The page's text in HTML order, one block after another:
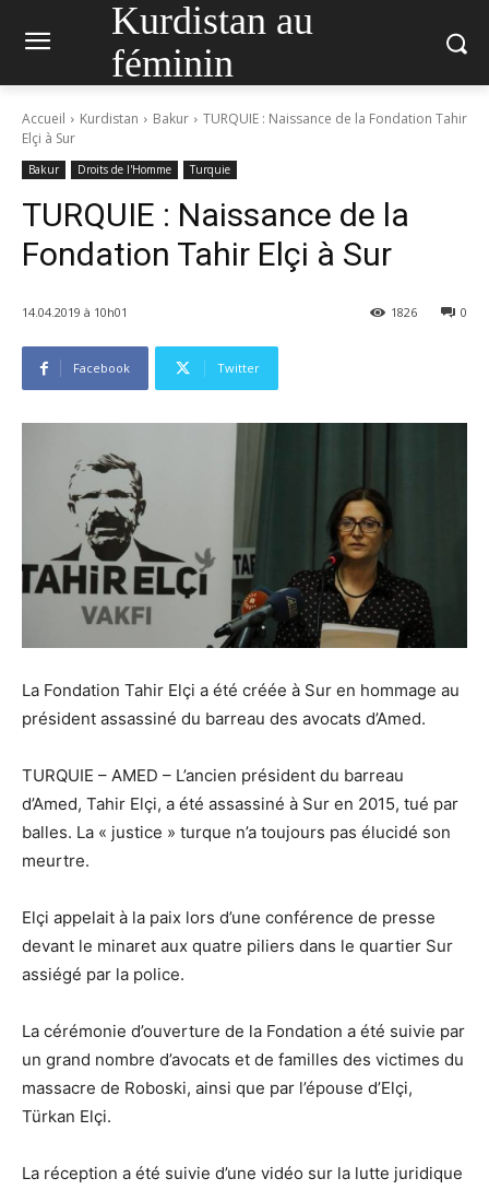
Kurdistan au
féminin
Accueil Kurdistan Bakur
TURQUIE : Naissance de la Fondation Tahir
Elçi à Sur
Bakur Droits de l'Homme Turquie
TURQUIE : Naissance de la
Fondation Tahir Elçi à Sur
14.04.2019 à 10h01 0
1826
Facebook Twitter
La Fondation Tahir Elçi a été créée à Sur en hommage au
président assassiné du barreau des avocats d’Amed.
TURQUIE – AMED – L’ancien président du barreau
d’Amed, Tahir Elçi, a été assassiné à Sur en 2015, tué par
balles. La « justice » turque n’a toujours pas élucidé son
meurtre.
Elçi appelait à la paix lors d’une conférence de presse
devant le minaret aux quatre piliers dans le quartier Sur
assiégé par la police.
La cérémonie d’ouverture de la Fondation a été suivie par
un grand nombre d’avocats et de familles des victimes du
massacre de Roboski, ainsi que par l’épouse d’Elçi,
Türkan Elçi.
La réception a été suivie d’une vidéo sur la lutte juridique